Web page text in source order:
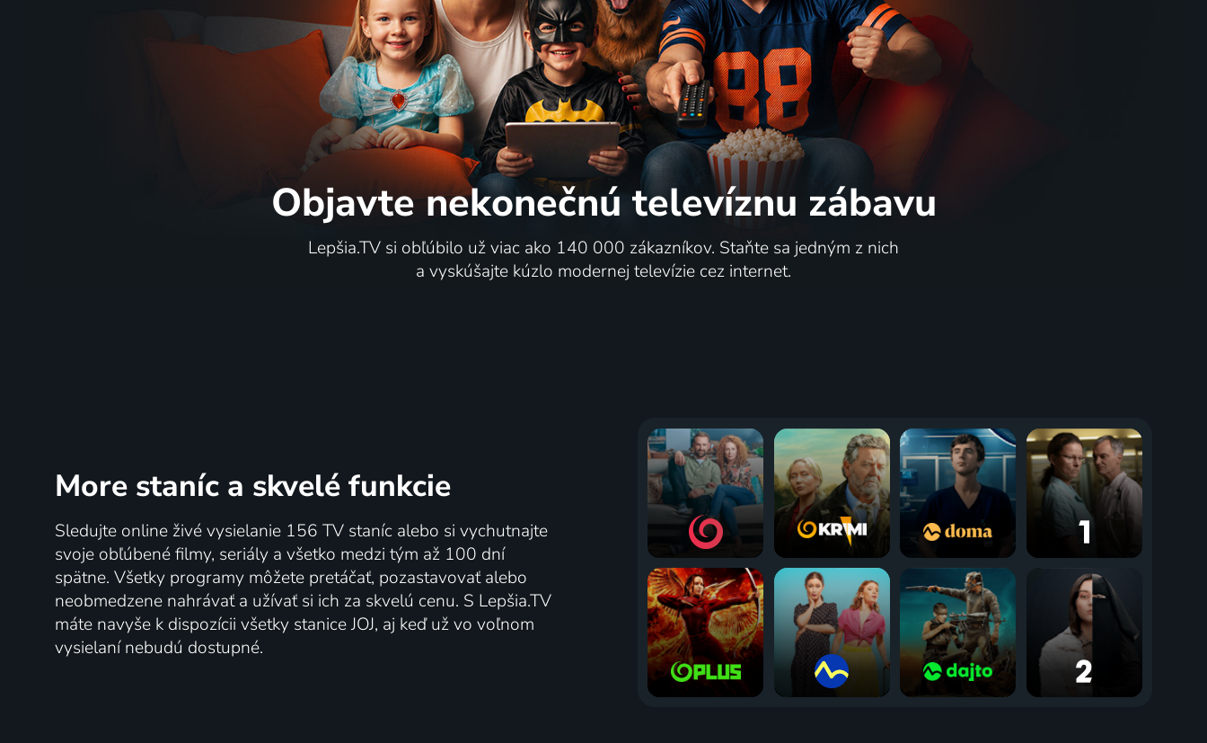
Objavte nekonečnú televíznu zábavu
Lepšia.TV si obľúbilo už viac ako 140 000 zákazníkov. Staňte sa jedným z nich
a vyskúšajte kúzlo modernej televízie cez internet.
More staníc a skvelé funkcie
Sledujte online živé vysielanie 156 TV staníc alebo si vychutnajte
svoje obľúbené filmy, seriály a všetko medzi tým až 100 dní
spätne. Všetky programy môžete pretáčať, pozastavovať alebo
neobmedzene nahrávať a užívať si ich za skvelú cenu. S Lepšia.TV
máte navyše k dispozícii všetky stanice JOJ, aj keď už vo voľnom
vysielaní nebudú dostupné.